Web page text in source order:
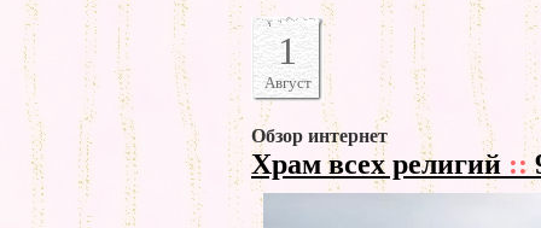
1
Август
Обзор интернет
Храм всех религий ::